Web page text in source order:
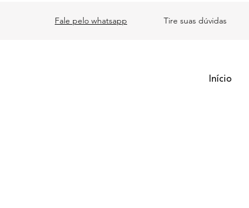
Fale pelo whatsapp Tire suas dúvidas
Início